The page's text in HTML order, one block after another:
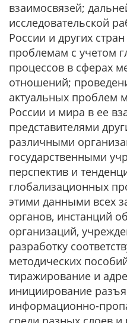
взаимосвязей;
исследовательской
России и других
проблемам с учетом
процессов в сферах
отношений;
актуальных проблем
России и мира в ее
представителями
различными
государственными
перспектив и
глобализационных
этими данными всех
органов, инстанций
организаций,
разработку
методических
тиражирование и
инициирование
информационно-